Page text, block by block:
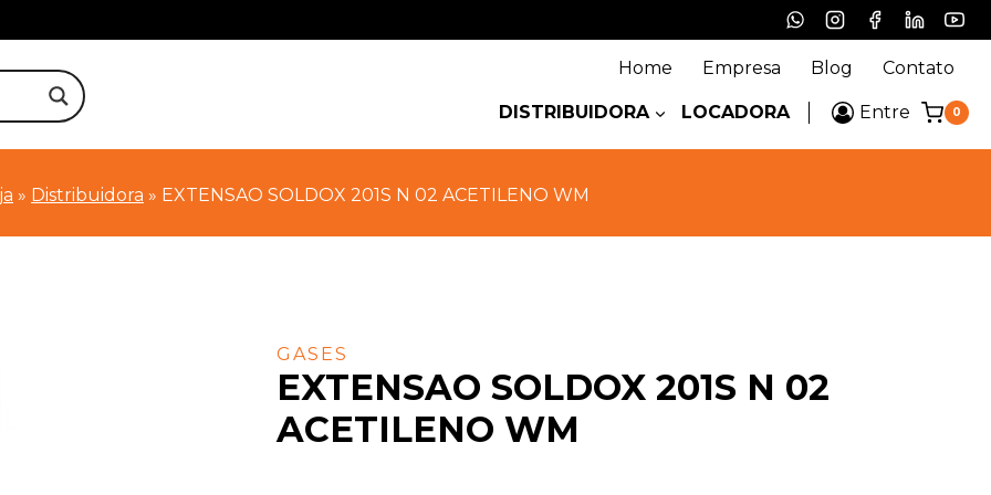
Home Empresa Blog Contato
DISTRIBUIDORA LOCADORA Entre 0
» Distribuidora » EXTENSAO SOLDOX 201S N 02 ACETILENO WM
GASES
EXTENSAO SOLDOX 201S N 02
ACETILENO WM